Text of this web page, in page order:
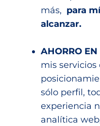
más, para
alcanzar.
AHORRO EN
mis
sólo perfil,
experiencia
analítica